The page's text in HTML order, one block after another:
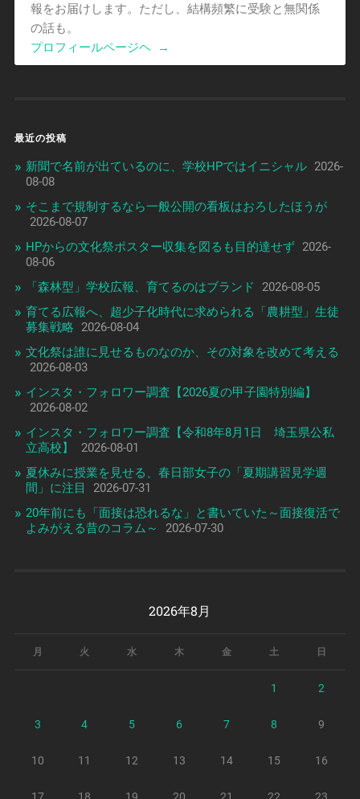
報をお届けします。ただし、結構頻繁に受験と無関係
の話も。
プロフィールページヘ
→
最近の投稿
新聞で名前が出ているのに、学校HPではイニシャル 2026-
08-08
そこまで規制するなら一般公開の看板はおろしたほうが
2026-08-07
HPからの文化祭ポスター収集を図るも目的達せず 2026-
08-06
「森林型」学校広報、育てるのはブランド
2026-08-05
育てる広報へ、超少子化時代に求められる「農耕型」生徒
募集戦略
2026-08-04
文化祭は誰に見せるものなのか、その対象を改めて考える
2026-08-03
インスタ・フォロワー調査【2026夏の甲子園特別編】
2026-08-02
インスタ・フォロワー調査【令和8年8月1日 埼玉県公私
立高校】
2026-08-01
夏休みに授業を見せる、春日部女子の「夏期講習見学週
間」に注目
2026-07-31
20年前にも「面接は恐れるな」と書いていた～面接復活で
よみがえる昔のコラム～
2026-07-30
2026年8月
月 火 水 木 金 土 日
1 2
3 4 5 6 7 8 9
10 11 12 13 14 15 16
17 18 19 20 21 22 23